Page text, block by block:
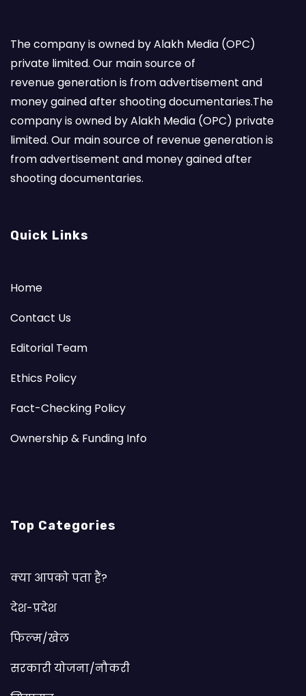
The company is owned by Alakh Media (OPC)
private limited. Our main source of
revenue generation is from advertisement and
money gained after shooting documentaries.The
company is owned by Alakh Media (OPC) private
limited. Our main source of revenue generation is
from advertisement and money gained after
shooting documentaries.
Quick Links
Home
Contact Us
Editorial Team
Ethics Policy
Fact-Checking Policy
Ownership & Funding Info
Top Categories
क्या आपको पता हैं?
देश-प्रदेश
फिल्म/खेल
सरकारी योजना/नौकरी